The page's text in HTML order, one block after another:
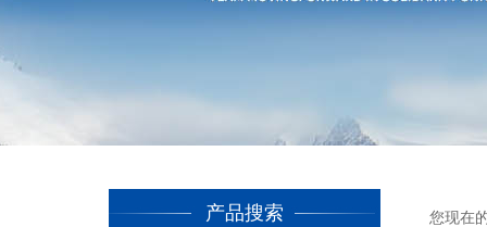
产品搜索 您现在